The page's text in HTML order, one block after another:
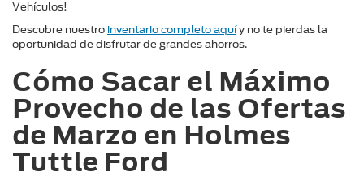
Vehículos!
Descubre nuestro inventario completo aquí y no te pierdas la
oportunidad de disfrutar de grandes ahorros.
Cómo Sacar el Máximo
Provecho de las Ofertas
de Marzo en Holmes
Tuttle Ford